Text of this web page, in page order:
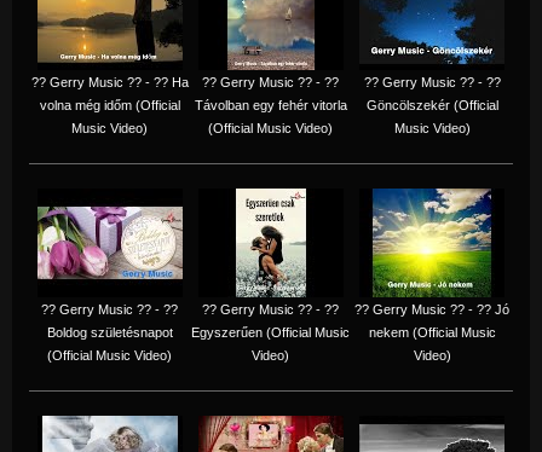
?? Gerry Music ?? - ?? Ha
volna még időm (Official
Music Video)
?? Gerry Music ?? - ??
Távolban egy fehér vitorla
(Official Music Video)
?? Gerry Music ?? - ??
Göncölszekér (Official
Music Video)
?? Gerry Music ?? - ??
Boldog születésnapot
(Official Music Video)
?? Gerry Music ?? - ??
Egyszerűen (Official Music
Video)
?? Gerry Music ?? - ?? Jó
nekem (Official Music
Video)